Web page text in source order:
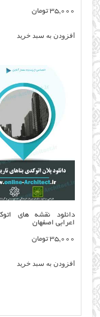
35,000 تومان
افزودن به سبد خرید
دانلود نقشه های
اعرابی اصفهان
35,000 تومان
افزودن به سبد خرید